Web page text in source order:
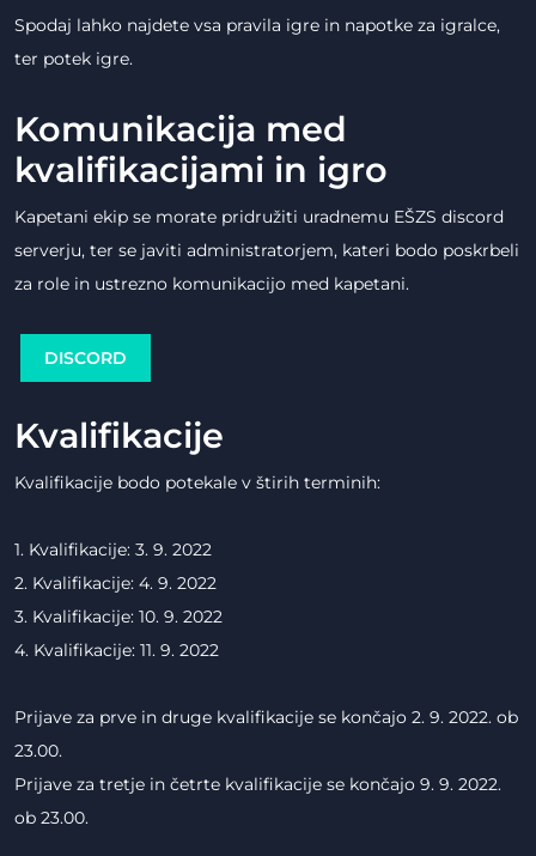
Spodaj lahko najdete vsa pravila igre in napotke za igralce,
ter potek igre.
Komunikacija med
kvalifikacijami in igro
Kapetani ekip se morate pridružiti uradnemu EŠZS discord
serverju, ter se javiti administratorjem, kateri bodo poskrbeli
za role in ustrezno komunikacijo med kapetani.
DISCORD
Kvalifikacije
Kvalifikacije bodo potekale v štirih terminih:
1. Kvalifikacije: 3. 9. 2022
2. Kvalifikacije: 4. 9. 2022
3. Kvalifikacije: 10. 9. 2022
4. Kvalifikacije: 11. 9. 2022
Prijave za prve in druge kvalifikacije se končajo 2. 9. 2022. ob
23.00.
Prijave za tretje in četrte kvalifikacije se končajo 9. 9. 2022.
ob 23.00.